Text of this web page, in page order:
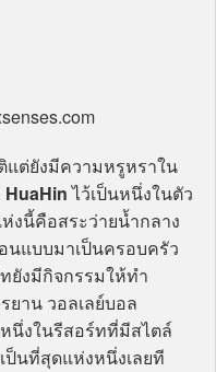
ต่ยังมีความหรูหราใน
ไว้เป็นหนึ่งในตัว
งนี้คือสระว่ายน้ำกลาง
นแบบมาเป็นครอบครัว
ยังมีกิจกรรมให้ทำ
ยาน วอลเลย์บอล
นึ่งในรีสอร์ทที่มีสไตล์
ป็นที่สุดแห่งหนึ่งเลยที